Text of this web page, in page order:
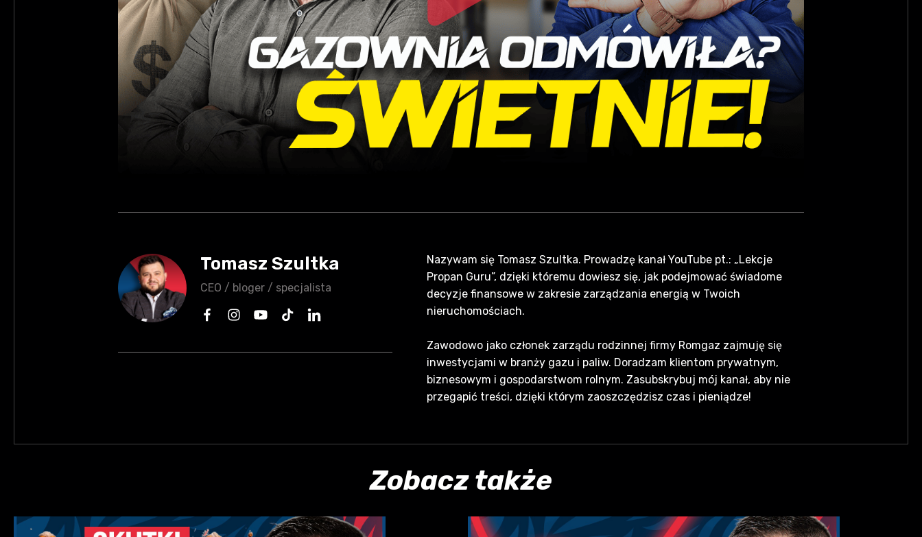
Tomasz Szultka
CEO / bloger / specjalista
Nazywam się Tomasz Szultka. Prowadzę kanał YouTube pt.: „Lekcje
Propan Guru”, dzięki któremu dowiesz się, jak podejmować świadome
decyzje finansowe w zakresie zarządzania energią w Twoich
nieruchomościach.
Zawodowo jako członek zarządu rodzinnej firmy Romgaz zajmuję się
inwestycjami w branży gazu i paliw. Doradzam klientom prywatnym,
biznesowym i gospodarstwom rolnym. Zasubskrybuj mój kanał, aby nie
przegapić treści, dzięki którym zaoszczędzisz czas i pieniądze!
Zobacz także